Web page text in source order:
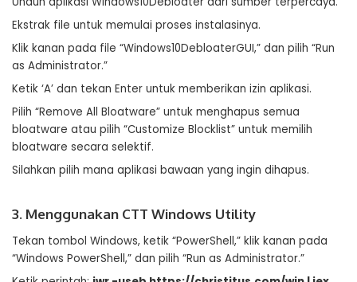
Ekstrak file untuk memulai proses instalasinya.
Klik kanan pada file “Windows10DebloaterGUI,” dan pilih “Run
as Administrator.”
Ketik ‘A’ dan tekan Enter untuk memberikan izin aplikasi.
Pilih “Remove All Bloatware” untuk menghapus semua
bloatware atau pilih “Customize Blocklist” untuk memilih
bloatware secara selektif.
Silahkan pilih mana aplikasi bawaan yang ingin dihapus.
3. Menggunakan CTT Windows Utility
Tekan tombol Windows, ketik “PowerShell,” klik kanan pada
“Windows PowerShell,” dan pilih “Run as Administrator.”